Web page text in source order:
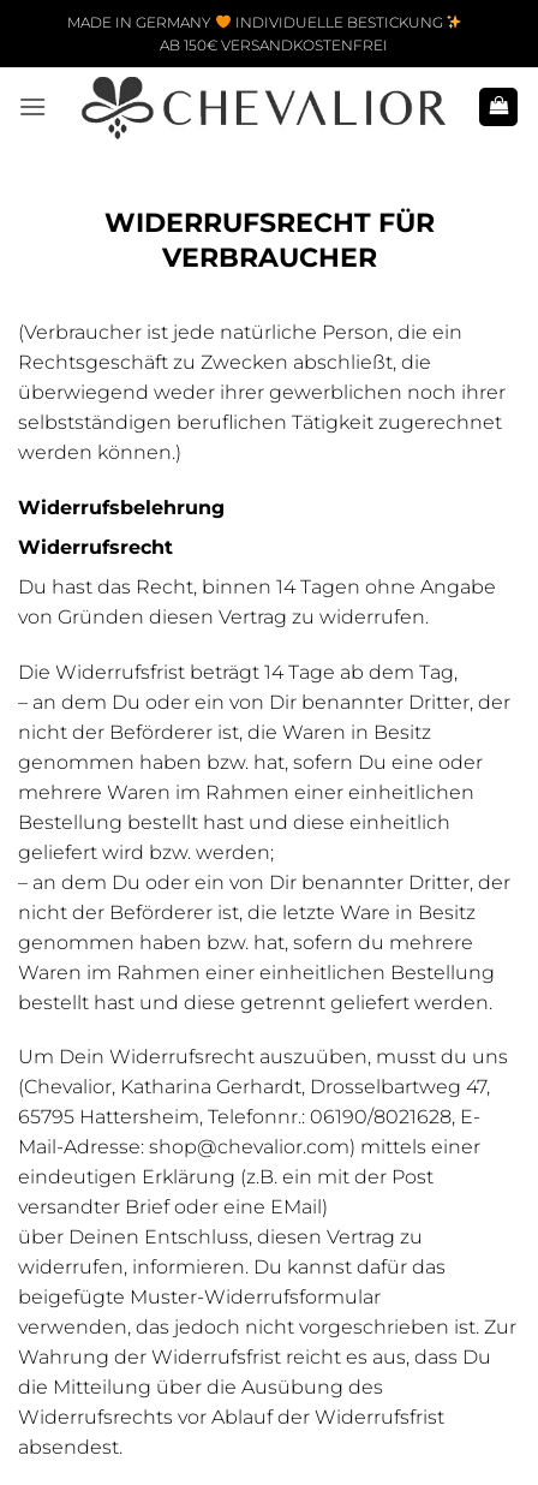
Zum Inhalt springen
MADE IN GERMANY
INDIVIDUELLE BESTICKUNG
AB 150€ VERSANDKOSTENFREI
WIDERRUFSRECHT FÜR
VERBRAUCHER
(Verbraucher ist jede natürliche Person, die ein
Rechtsgeschäft zu Zwecken abschließt, die
überwiegend weder ihrer gewerblichen noch ihrer
selbstständigen beruflichen Tätigkeit zugerechnet
werden können.)
Widerrufsbelehrung
Widerrufsrecht
Du hast das Recht, binnen 14 Tagen ohne Angabe
von Gründen diesen Vertrag zu widerrufen.
Die Widerrufsfrist beträgt 14 Tage ab dem Tag,
– an dem Du oder ein von Dir benannter Dritter, der
nicht der Beförderer ist, die Waren in Besitz
genommen haben bzw. hat, sofern Du eine oder
mehrere Waren im Rahmen einer einheitlichen
Bestellung bestellt hast und diese einheitlich
geliefert wird bzw. werden;
– an dem Du oder ein von Dir benannter Dritter, der
nicht der Beförderer ist, die letzte Ware in Besitz
genommen haben bzw. hat, sofern du mehrere
Waren im Rahmen einer einheitlichen Bestellung
bestellt hast und diese getrennt geliefert werden.
Um Dein Widerrufsrecht auszuüben, musst du uns
(Chevalior, Katharina Gerhardt, Drosselbartweg 47,
65795 Hattersheim, Telefonnr.: 06190/8021628, E-
Mail-Adresse: shop@chevalior.com) mittels einer
eindeutigen Erklärung (z.B. ein mit der Post
versandter Brief oder eine EMail)
über Deinen Entschluss, diesen Vertrag zu
widerrufen, informieren. Du kannst dafür das
beigefügte Muster-Widerrufsformular
verwenden, das jedoch nicht vorgeschrieben ist. Zur
Wahrung der Widerrufsfrist reicht es aus, dass Du
die Mitteilung über die Ausübung des
Widerrufsrechts vor Ablauf der Widerrufsfrist
absendest.